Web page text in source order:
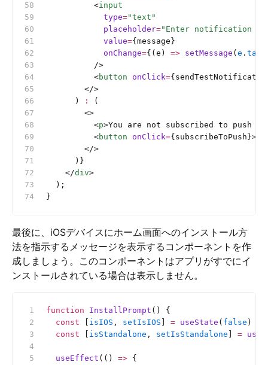
          <
input
            type
="text"
            placeholder
="Enter notification
            value
={message}
            onChange
={(e) => setMessage ( e .
          />
          <
button onClick=
        </>
      )
:
(
        <>
          <
p>You are not subscribed to push
          <
button onClick=
        </>
      )}
    </
div>
  );
}
最後に、iOSデバイスにホーム画面へのインストール方
法を指示するメッセージを表示するコンポーネントを作
成しましょう。このコンポーネントはアプリがすでにイ
ンストールされている場合は表示しません。
function InstallPrompt () {
  const
isIOS , setIsIOS = useState ( false )
  const
isStandalone , setIsStandalone =
  useEffect
(() => {